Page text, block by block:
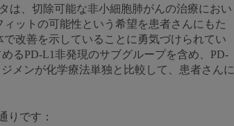
は、切除可能な非小細胞肺がんの治療におい
ットの可能性という希望を患者さんにもた
改善を示していることに勇気づけられてい
るPD-L1非発現のサブグループを含め、PD-
メンが化学療法単独と比較して、患者さんに
りです：